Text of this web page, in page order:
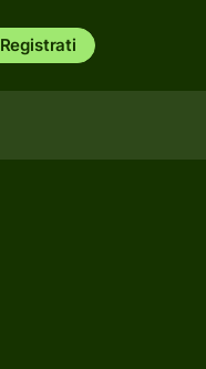
Registrati